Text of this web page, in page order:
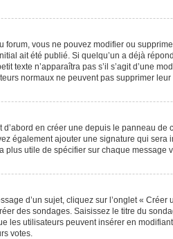
vous ne pouvez modifier ou
ait été publié. Si quelqu’un a déjà
texte n’apparaîtra pas s’il s’agit d’une
normaux ne peuvent pas supprimer
en créer une depuis le panneau
également ajouter une signature qui
plus utile de spécifier sur chaque message
d’un sujet, cliquez sur l’onglet «
des sondages. Saisissez le titre du
les utilisateurs peuvent insérer en
votes.